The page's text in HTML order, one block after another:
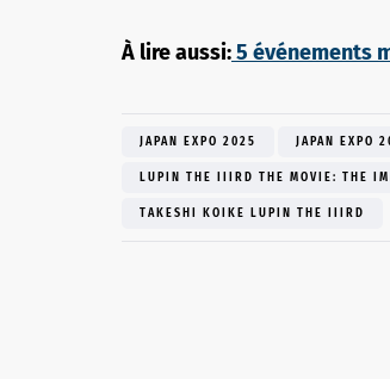
À lire aussi:5 événements
JAPAN EXPO 2025 JAPAN EXPO
LUPIN THE IIIRD THE MOVIE: THE
TAKESHI KOIKE LUPIN THE IIIRD